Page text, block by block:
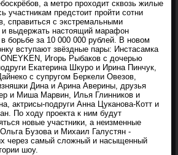
а метро проходит сквозь жилые
участникам предстоит пройти сотни
справиться с экстремальными
и выдержать настоящий марафон
борьбе за 10 000 000 рублей. В новом
вступают звёздные пары: Инстасамка
Игорь Рыбаков с дочерью
Екатерина Шкуро и Ирина Пинчук,
с супругом Беркели Овезов,
Дина и Арина Аверины, друзья
и Миша Марвин, Илья Глинников и
актрисы-подруги Анна Цуканова-Котт и
По ходу проекта к ним будут
новые участники, а неизменные
Бузова и Михаил Галустян -
через самый сложный и насыщенный
шоу.